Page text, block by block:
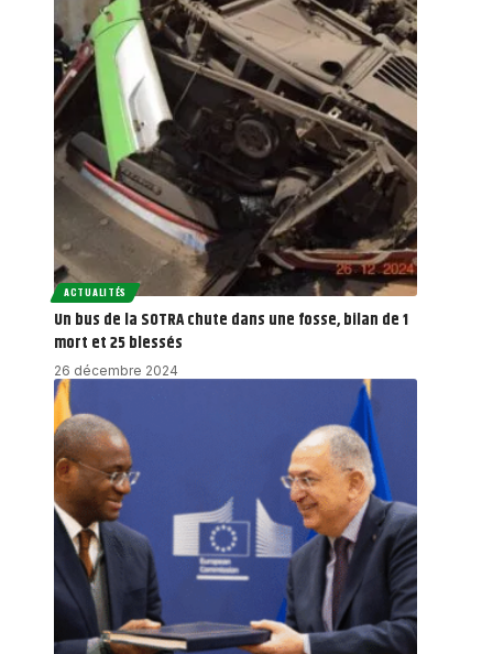
ACTUALITÉS
Un bus de la SOTRA chute dans une fosse, bilan de 1
mort et 25 blessés
26 décembre 2024